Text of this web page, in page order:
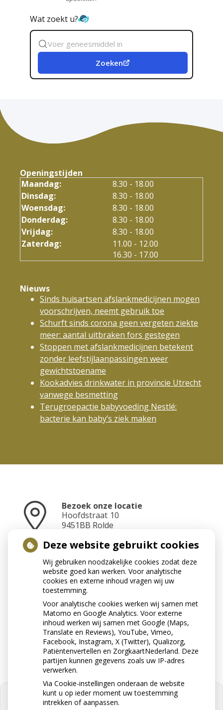
Wat zoekt u?
Zoek
geneesmiddel
Zoeken
Openingstijden
Maandag:
8.30 - 18.00
Dinsdag:
8.30 - 18.00
Woensdag:
8.30 - 18.00
Donderdag:
8.30 - 18.00
Vrijdag:
8.30 - 18.00
Zaterdag:
11.00 tot
- 12.00
16.30 tot
- 17.00
Nieuws
Sinds huisartsen afslankmedicijnen mogen
voorschrijven, neemt gebruik toe
Schurft sinds corona geen vergeten ziekte
meer: aantal uitbraken fors gestegen
Stoppen met afslankmedicijnen betekent
zonder leefstijlaanpassingen weer
gewichtstoename
Kookadvies drinkwater in provincie Utrecht
vanwege besmetting
Terugroepactie babyvoeding Nestlé:
bacterie kan baby’s ziek maken
Bezoek onze locatie
Hoofdstraat 10
9451BB Rolde
Neem contact op
0592-241070
Stuur ons een e-mail
info@apotheekrolde.nl
Deze website gebruikt cookies
Wij gebruiken noodzakelijke cookies zodat deze
website goed kan werken. Voor analytische
cookies en externe inhoud vragen wij uw
toestemming.
Voor analytische cookies werken wij samen met
Matomo en Google Analytics. Voor externe
inhoud werken wij samen met Google (Maps,
Translate en Reviews), YouTube, Vimeo,
Facebook, Instagram, X (Twitter), Qualizorg,
Patiëntenvertellen en ZorgkaartNederland. Deze
partijen kunnen gegevens zoals uw IP-adres
verwerken.
Via Cookie-instellingen onderaan de website
kunt u op ieder moment uw toestemming
intrekken of aanpassen.